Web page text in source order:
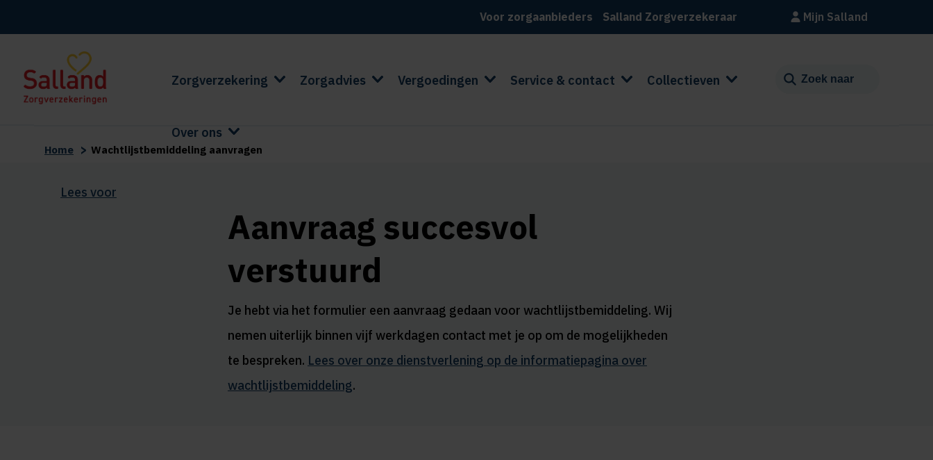
Voor zorgaanbieders Salland Zorgverzekeraar Mijn Salland
Zorgverzekering Zorgadvies Vergoedingen Service & contact Collectieven
Over ons
Home > Wachtlijstbemiddeling aanvragen
Lees voor
Aanvraag succesvol
verstuurd
Je hebt via het formulier een aanvraag gedaan voor wachtlijstbemiddeling. Wij
nemen uiterlijk binnen vijf werkdagen contact met je op om de mogelijkheden
te bespreken. Lees over onze dienstverlening op de informatiepagina over
wachtlijstbemiddeling.